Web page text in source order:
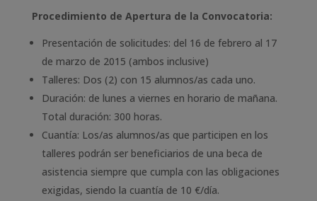
Procedimiento de Apertura de la Convocatoria:
Presentación de solicitudes: del 16 de febrero al 17
de marzo de 2015 (ambos inclusive)
Talleres: Dos (2) con 15 alumnos/as cada uno.
Duración: de lunes a viernes en horario de mañana.
Total duración: 300 horas.
Cuantía: Los/as alumnos/as que participen en los
talleres podrán ser beneficiarios de una beca de
asistencia siempre que cumpla con las obligaciones
exigidas, siendo la cuantía de 10 €/día.